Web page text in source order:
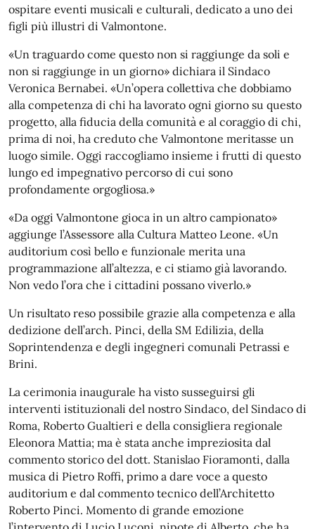
ospitare eventi musicali e culturali, dedicato a uno dei
figli più illustri di Valmontone.
«Un traguardo come questo non si raggiunge da soli e
non si raggiunge in un giorno» dichiara il Sindaco
Veronica Bernabei. «Un’opera collettiva che dobbiamo
alla competenza di chi ha lavorato ogni giorno su questo
progetto, alla fiducia della comunità e al coraggio di chi,
prima di noi, ha creduto che Valmontone meritasse un
luogo simile. Oggi raccogliamo insieme i frutti di questo
lungo ed impegnativo percorso di cui sono
profondamente orgogliosa.»
«Da oggi Valmontone gioca in un altro campionato»
aggiunge l’Assessore alla Cultura Matteo Leone. «Un
auditorium così bello e funzionale merita una
programmazione all’altezza, e ci stiamo già lavorando.
Non vedo l’ora che i cittadini possano viverlo.»
Un risultato reso possibile grazie alla competenza e alla
dedizione dell’arch. Pinci, della SM Edilizia, della
Soprintendenza e degli ingegneri comunali Petrassi e
Brini.
La cerimonia inaugurale ha visto susseguirsi gli
interventi istituzionali del nostro Sindaco, del Sindaco di
Roma, Roberto Gualtieri e della consigliera regionale
Eleonora Mattia; ma è stata anche impreziosita dal
commento storico del dott. Stanislao Fioramonti, dalla
musica di Pietro Roffi, primo a dare voce a questo
auditorium e dal commento tecnico dell’Architetto
Roberto Pinci. Momento di grande emozione